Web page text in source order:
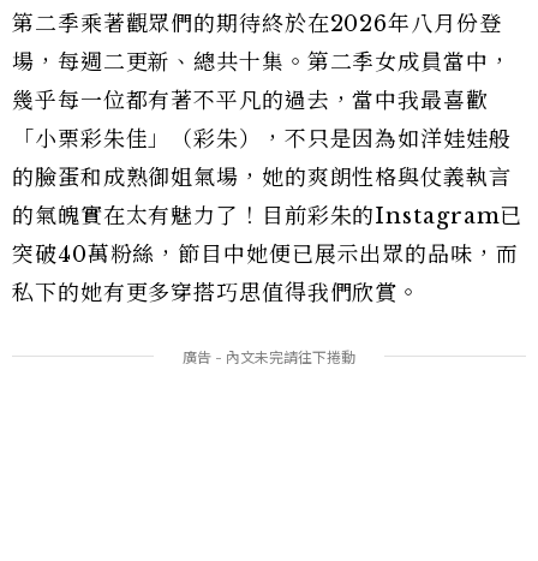
第二季乘著觀眾們的期待終於在2026年八月份登
場，每週二更新、總共十集。第二季女成員當中，
幾乎每一位都有著不平凡的過去，當中我最喜歡
「小栗彩朱佳」（彩朱），不只是因為如洋娃娃般
的臉蛋和成熟御姐氣場，她的爽朗性格與仗義執言
的氣魄實在太有魅力了！目前彩朱的Instagram已
突破40萬粉絲，節目中她便已展示出眾的品味，而
私下的她有更多穿搭巧思值得我們欣賞。